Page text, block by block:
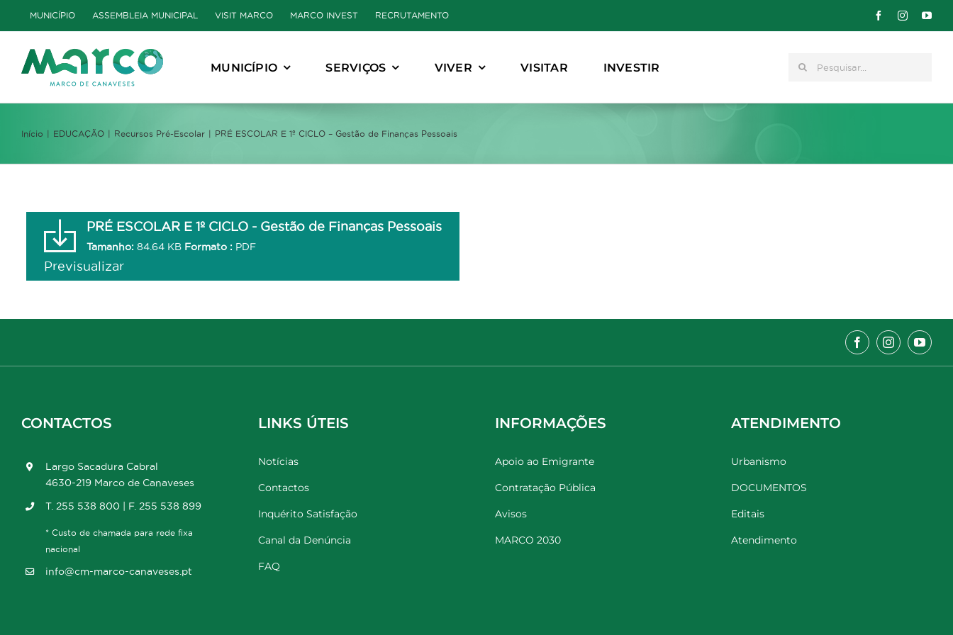
to
content
MUNICÍPIO ASSEMBLEIA MUNICIPAL VISIT MARCO MARCO INVEST RECRUTAMENTO
MUNICÍPIO SERVIÇOS VIVER VISITAR INVESTIR Pesquisar
Início EDUCAÇÃO Recursos Pré-Escolar PRÉ ESCOLAR E 1º CICLO – Gestão de Finanças Pessoais
PRÉ ESCOLAR E 1º CICLO - Gestão de Finanças Pessoais
Tamanho: 84.64 KB Formato : PDF
Previsualizar
CONTACTOS
Largo Sacadura Cabral
4630-219 Marco de Canaveses
T. 255 538 800 | F. 255 538 899
* Custo de chamada para rede fixa
nacional
info@cm-marco-canaveses.pt
LINKS ÚTEIS
Notícias
Contactos
Inquérito Satisfação
Canal da Denúncia
FAQ
INFORMAÇÕES
Apoio ao Emigrante
Contratação Pública
Avisos
MARCO 2030
ATENDIMENTO
Urbanismo
DOCUMENTOS
Editais
Atendimento